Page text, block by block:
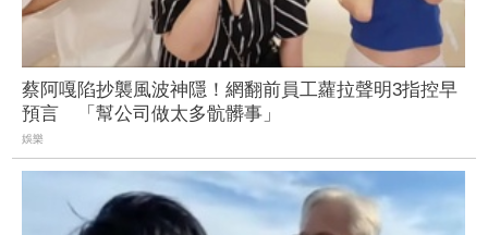
蔡阿嘎陷抄襲風波神隱！網翻前員工蘿拉聲明3指控早
預言 「幫公司做太多骯髒事」
娛樂